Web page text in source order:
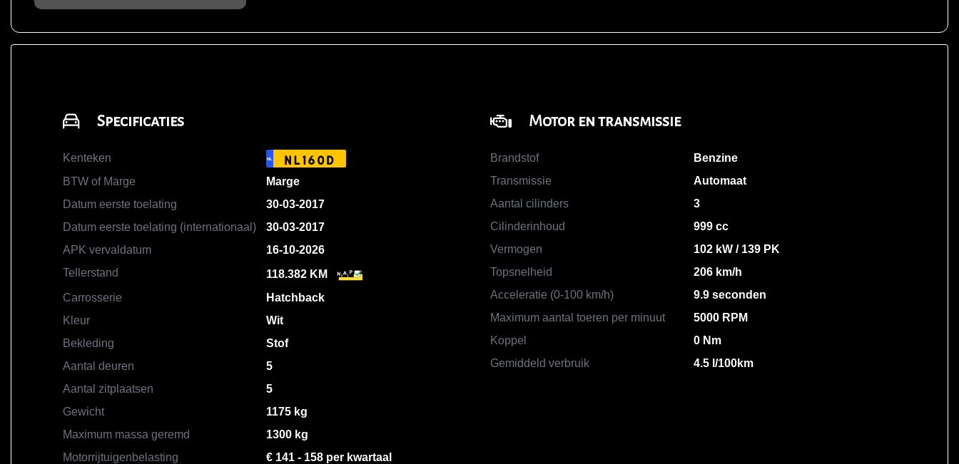
Specificaties
Kenteken NL NL160D
BTW of Marge
Marge
Datum eerste toelating
30-03-2017
Datum eerste toelating (internationaal)
30-03-2017
APK vervaldatum
16-10-2026
Tellerstand
118.382 KM
Carrosserie
Hatchback
Kleur
Wit
Bekleding
Stof
Aantal deuren
5
Aantal zitplaatsen
5
Gewicht
1175 kg
Maximum massa geremd
1300 kg
Motorrijtuigenbelasting
€ 141 - 158 per kwartaal
Motor en transmissie
Brandstof
Benzine
Transmissie
Automaat
Aantal cilinders
3
Cilinderinhoud
999 cc
Vermogen
102 kW / 139 PK
Topsnelheid
206 km/h
Acceleratie (0-100 km/h)
9.9 seconden
Maximum aantal toeren per minuut
5000 RPM
Koppel
0 Nm
Gemiddeld verbruik
4.5 l/100km